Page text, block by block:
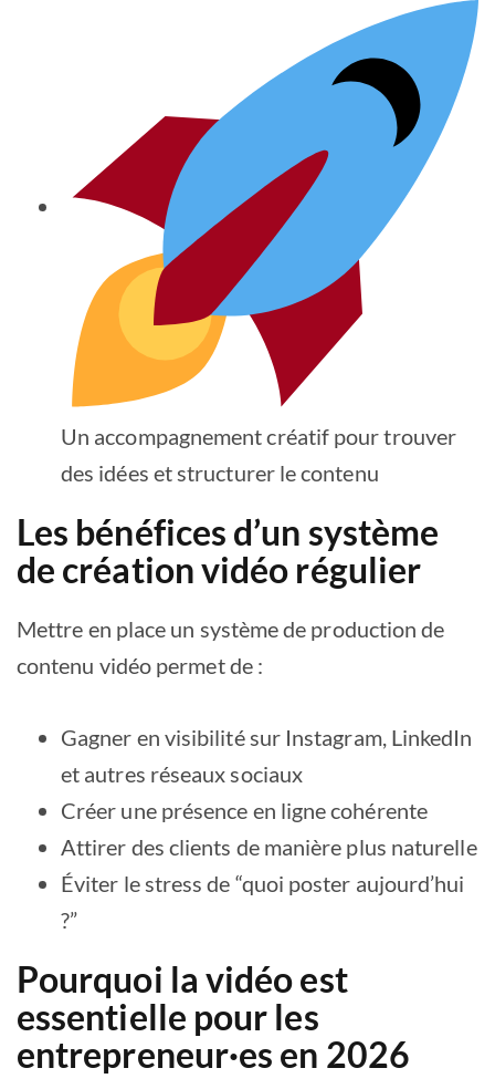
Un accompagnement créatif pour trouver
des idées et structurer le contenu
Les bénéfices d’un système
de création vidéo régulier
Mettre en place un système de production de
contenu vidéo permet de :
Gagner en visibilité sur Instagram, LinkedIn
et autres réseaux sociaux
Créer une présence en ligne cohérente
Attirer des clients de manière plus naturelle
Éviter le stress de “quoi poster aujourd’hui
?”
Pourquoi la vidéo est
essentielle pour les
entrepreneur·es en 2026